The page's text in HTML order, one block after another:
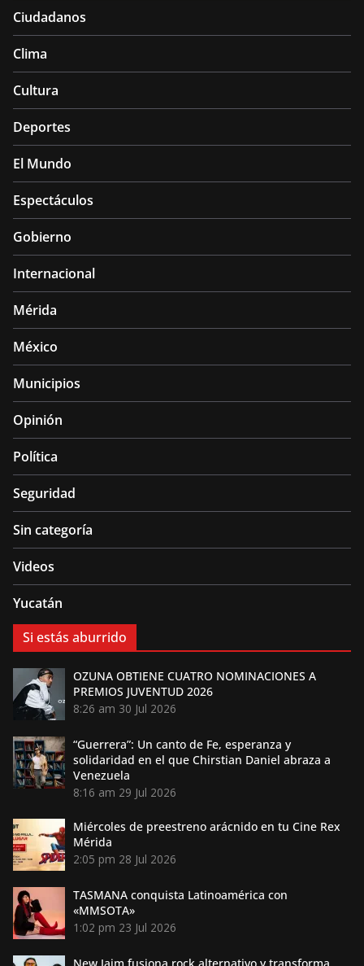
Ciudadanos
Clima
Cultura
Deportes
El Mundo
Espectáculos
Gobierno
Internacional
Mérida
México
Municipios
Opinión
Política
Seguridad
Sin categoría
Videos
Yucatán
Si estás aburrido
OZUNA OBTIENE CUATRO NOMINACIONES A
PREMIOS JUVENTUD 2026
8:26 am 30 Jul 2026
“Guerrera”: Un canto de Fe, esperanza y
solidaridad en el que Chirstian Daniel abraza a
Venezuela
8:16 am 29 Jul 2026
Miércoles de preestreno arácnido en tu Cine Rex
Mérida
2:05 pm 28 Jul 2026
TASMANA conquista Latinoamérica con
«MMSOTA»
1:02 pm 23 Jul 2026